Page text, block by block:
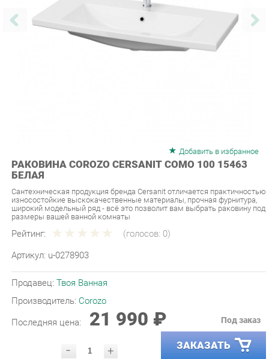
РАКОВИНА COROZO CERSANIT COMO 100 15463
БЕЛАЯ
Сантехническая продукция бренда Cersanit отличается практичностью
широкий модельный ряд - всё это позволит вам выбрать раковину под
размеры вашей ванной комнаты
Рейтинг: (голосов:
Артикул: u-0278903
Продавец:
Производитель: Corozo
Последняя цена: 21 990 ₽
- + ЗАКАЗАТЬ
УТОЧНИТЬ НАЛИЧИЕ